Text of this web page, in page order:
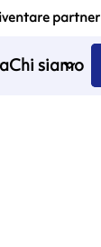
partner
Chi siamo